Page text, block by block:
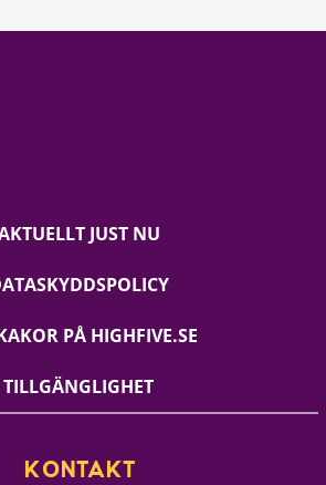
JUST NU
PÅ HIGHFIVE.SE
TILLGÄNGLIGHET
KONTAKT